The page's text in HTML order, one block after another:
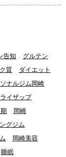
告知
グルテン
質
ダイエット
ナルジム岡崎
ライザップ
岡崎
グジム
岡崎美容
睡眠